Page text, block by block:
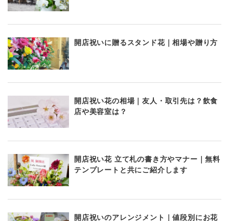
開店祝いに贈るスタンド花｜相場や贈り方
開店祝い花の相場｜友人・取引先は？飲食
店や美容室は？
開店祝い花 立て札の書き方やマナー｜無料
テンプレートと共にご紹介します
開店祝いのアレンジメント｜値段別にお花